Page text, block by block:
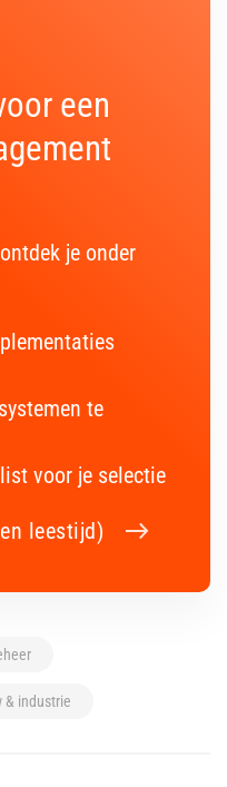
een
je onder
te
voor je selectie
leestijd)
& industrie